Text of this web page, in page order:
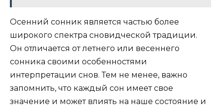
Осенний сонник является частью более
широкого спектра сновидческой традиции.
Он отличается от летнего или весеннего
сонника своими особенностями
интерпретации снов. Тем не менее, важно
запомнить, что каждый сон имеет свое
значение и может влиять на наше состояние и